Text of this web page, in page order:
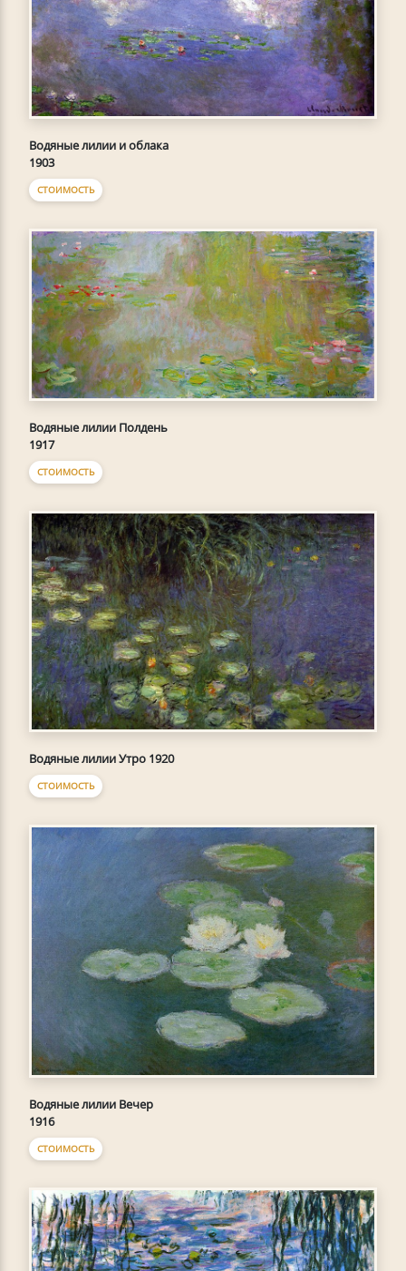
Водяные лилии и облака
1903
СТОИМОСТЬ
Водяные лилии Полдень
1917
СТОИМОСТЬ
Водяные лилии Утро 1920
СТОИМОСТЬ
Водяные лилии Вечер
1916
СТОИМОСТЬ